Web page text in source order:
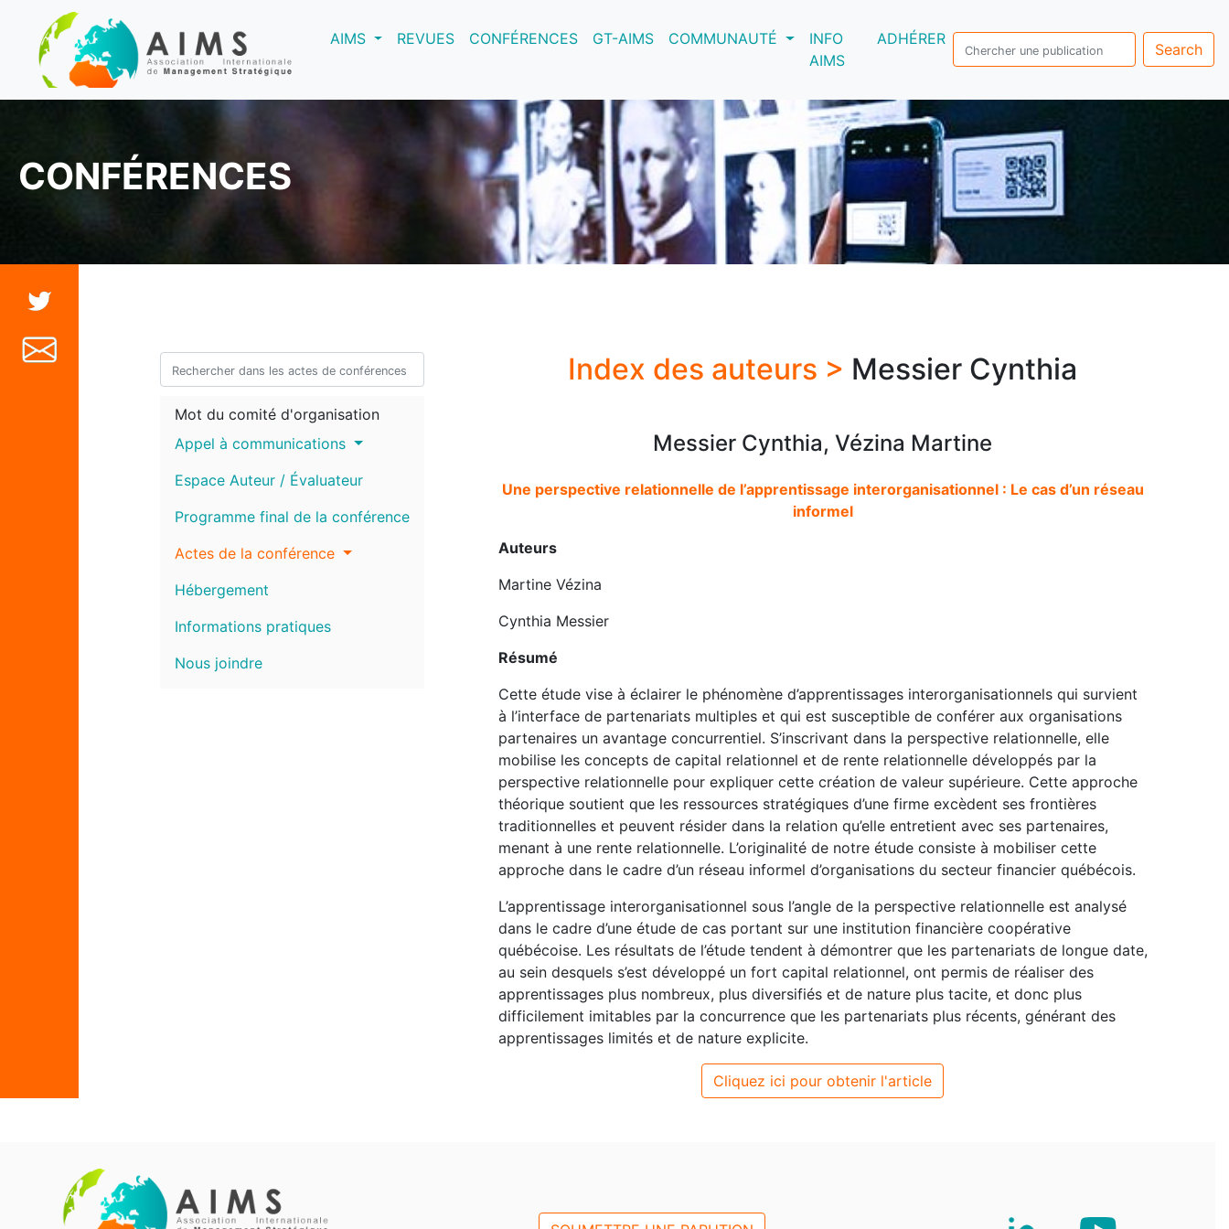
AIMS(current)REVUES CONFÉRENCES GT-AIMS COMMUNAUTÉ
INFO
AIMS
ADHÉRER
Search
CONFÉRENCES
Mot du comité d'organisation
Appel à communications
Espace Auteur / Évaluateur
Programme final de la conférence
Actes de la conférence
Hébergement
Informations pratiques
Nous joindre
Index des auteurs > Messier Cynthia
Messier Cynthia, Vézina Martine
Une perspective relationnelle de l’apprentissage interorganisationnel : Le cas d’un réseau
informel
Auteurs
Martine Vézina
Cynthia Messier
Résumé
Cette étude vise à éclairer le phénomène d’apprentissages interorganisationnels qui survient
à l’interface de partenariats multiples et qui est susceptible de conférer aux organisations
partenaires un avantage concurrentiel. S’inscrivant dans la perspective relationnelle, elle
mobilise les concepts de capital relationnel et de rente relationnelle développés par la
perspective relationnelle pour expliquer cette création de valeur supérieure. Cette approche
théorique soutient que les ressources stratégiques d’une firme excèdent ses frontières
traditionnelles et peuvent résider dans la relation qu’elle entretient avec ses partenaires,
menant à une rente relationnelle. L’originalité de notre étude consiste à mobiliser cette
approche dans le cadre d’un réseau informel d’organisations du secteur financier québécois.
L’apprentissage interorganisationnel sous l’angle de la perspective relationnelle est analysé
dans le cadre d’une étude de cas portant sur une institution financière coopérative
québécoise. Les résultats de l’étude tendent à démontrer que les partenariats de longue date,
au sein desquels s’est développé un fort capital relationnel, ont permis de réaliser des
apprentissages plus nombreux, plus diversifiés et de nature plus tacite, et donc plus
difficilement imitables par la concurrence que les partenariats plus récents, générant des
apprentissages limités et de nature explicite.
Cliquez ici pour obtenir l'article